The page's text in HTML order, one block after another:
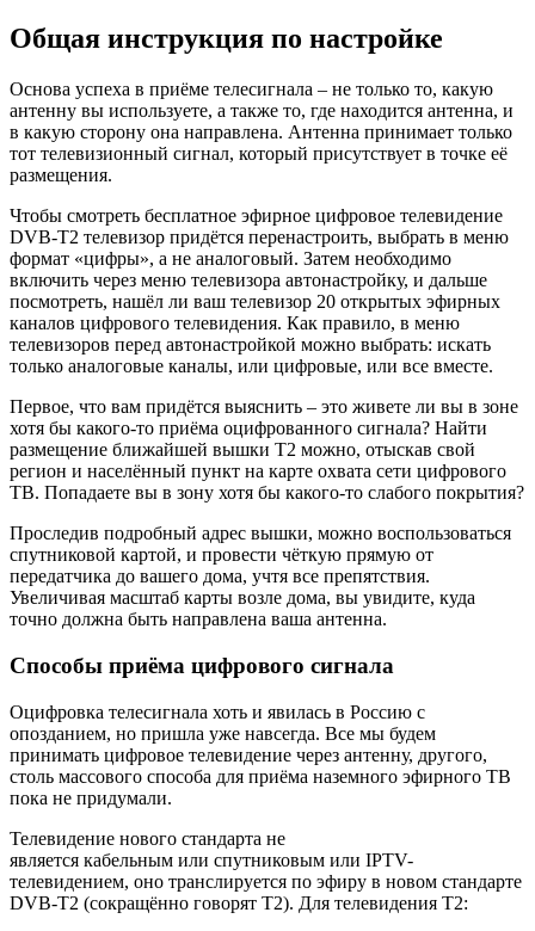
Общая инструкция по настройке
Основа успеха в приёме телесигнала – не только то, какую
антенну вы используете, а также то, где находится антенна, и
в какую сторону она направлена. Антенна принимает только
тот телевизионный сигнал, который присутствует в точке её
размещения.
Чтобы смотреть бесплатное эфирное цифровое телевидение
DVB-T2 телевизор придётся перенастроить, выбрать в меню
формат «цифры», а не аналоговый. Затем необходимо
включить через меню телевизора автонастройку, и дальше
посмотреть, нашёл ли ваш телевизор 20 открытых эфирных
каналов цифрового телевидения. Как правило, в меню
телевизоров перед автонастройкой можно выбрать: искать
только аналоговые каналы, или цифровые, или все вместе.
Первое, что вам придётся выяснить – это живете ли вы в зоне
хотя бы какого-то приёма оцифрованного сигнала? Найти
размещение ближайшей вышки Т2 можно, отыскав свой
регион и населённый пункт на карте охвата сети цифрового
ТВ. Попадаете вы в зону хотя бы какого-то слабого покрытия?
Проследив подробный адрес вышки, можно воспользоваться
спутниковой картой, и провести чёткую прямую от
передатчика до вашего дома, учтя все препятствия.
Увеличивая масштаб карты возле дома, вы увидите, куда
точно должна быть направлена ваша антенна.
Способы приёма цифрового сигнала
Оцифровка телесигнала хоть и явилась в Россию с
опозданием, но пришла уже навсегда. Все мы будем
принимать цифровое телевидение через антенну, другого,
столь массового способа для приёма наземного эфирного ТВ
пока не придумали.
Телевидение нового стандарта не
является кабельным или спутниковым или IPTV-
телевидением, оно транслируется по эфиру в новом стандарте
DVB-T2 (сокращённо говорят Т2). Для телевидения Т2: